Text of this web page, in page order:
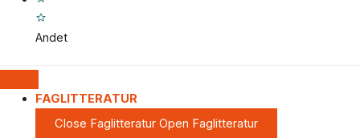
Andet
FAGLITTERATUR
Close Faglitteratur Open Faglitteratur